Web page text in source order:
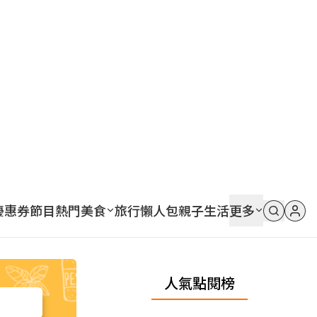
惠券節目熱門美食 旅行懶人包親子生活更多
人氣點閱榜